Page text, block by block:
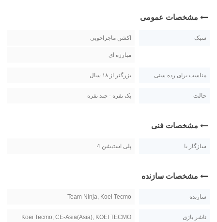
مشخصات عمومی
سبک اکشن ماجراجویی
مبارزه ای
مناسب برای رده سنی بزرگتر از ۱۸ سال
حالت یک نفره - چند نفره
مشخصات فنی
سازگار با پلی استیشن 4
مشخصات سازنده
سازنده Team Ninja, Koei Tecmo
ناشر بازی
Koei Tecmo, CE-Asia(Asia), KOEI TECMO